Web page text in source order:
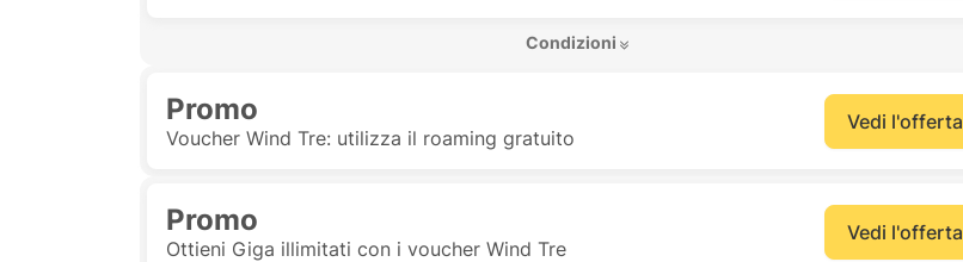
Condizioni
Promo
Voucher Wind Tre: utilizza il roaming gratuito
Vedi l'offerta
Promo
Ottieni Giga illimitati con i voucher Wind Tre
Vedi l'offerta